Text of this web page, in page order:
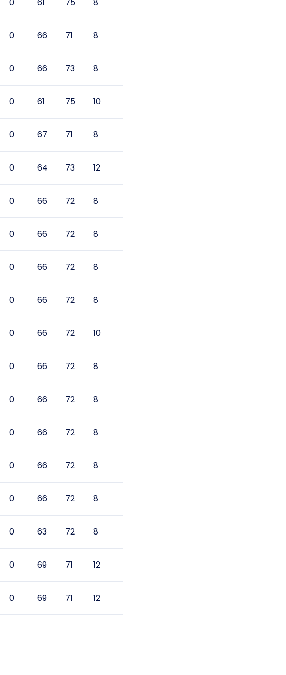
0 66 71 8
0 66 73 8
0 61 75 10
0 67 71 8
0 64 73 12
0 66 72 8
0 66 72 8
0 66 72 8
0 66 72 8
0 66 72 10
0 66 72 8
0 66 72 8
0 66 72 8
0 66 72 8
0 66 72 8
0 63 72 8
0 69 71 12
0 69 71 12